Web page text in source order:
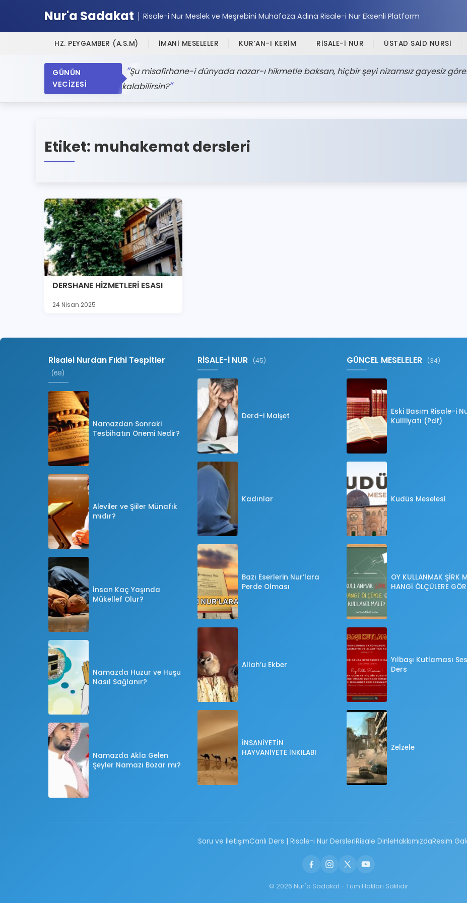
Nur'a Sadakat Risale-i Nur Meslek ve Meşrebini Muhafaza Adına Risale-i Nur Eksenli Platform
HZ. PEYGAMBER (A.S.M) İMANİ MESELELER KUR’AN-I KERİM RİSALE-İ NUR ÜSTAD SAİD NURSİ
GÜNÜN
VECİZESİ
Şu misafirhane-i dünyada nazar-ı hikmetle baksan, hiçbir şeyi nizamsız gayesiz
kalabilirsin?
Etiket: muhakemat dersleri
DERSHANE HİZMETLERİ ESASI
24 Nisan 2025
Risalei Nurdan Fıkhi Tespitler
(68)
Namazdan Sonraki
Tesbihatın Önemi Nedir?
Aleviler ve Şiiler Münafık
mıdır?
İnsan Kaç Yaşında
Mükellef Olur?
Namazda Huzur ve Huşu
Nasıl Sağlanır?
Namazda Akla Gelen
Şeyler Namazı Bozar mı?
RİSALE-İ NUR (45)
Derd-i Maişet
Kadınlar
Bazı Eserlerin Nur’lara
Perde Olması
Allah’u Ekber
İNSANİYETİN
HAYVANİYETE İNKILABI
GÜNCEL MESELELER (34)
Eski Basım Risale-i
Küllliyatı (Pdf)
Kudüs Meselesi
OY KULLANMAK ŞİRK
HANGİ ÖLÇÜLERE
Yılbaşı Kutlaması
Ders
Zelzele
Soru ve İletişimCanlı Ders | Risale-i Nur DersleriRisale DinleHakkımızdaResim
© 2026 Nur'a Sadakat - Tüm Hakları Saklıdır